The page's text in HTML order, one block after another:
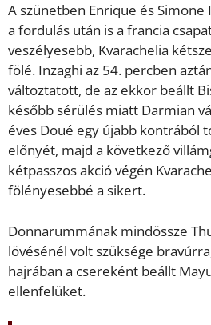
A szünetben Enrique és Simone
a fordulás után is a francia
veszélyesebb, Kvarachelia
fölé. Inzaghi az 54. percben
változtatott, de az ekkor beállt
később sérülés miatt Darmian
éves Doué egy újabb kontrából
előnyét, majd a következő
kétpasszos akció végén
fölényesebbé a sikert.
Donnarummának mindössze
lövésénél volt szüksége
hajrában a csereként beállt
ellenfelüket.